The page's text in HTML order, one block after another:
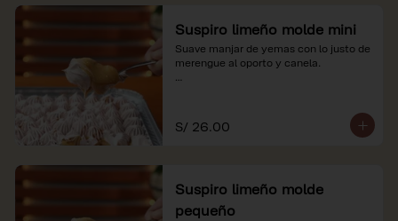
Suspiro limeño molde mini
Suave manjar de yemas con lo justo de
merengue al oporto y canela.
S/ 26.00
Suspiro limeño molde
pequeño